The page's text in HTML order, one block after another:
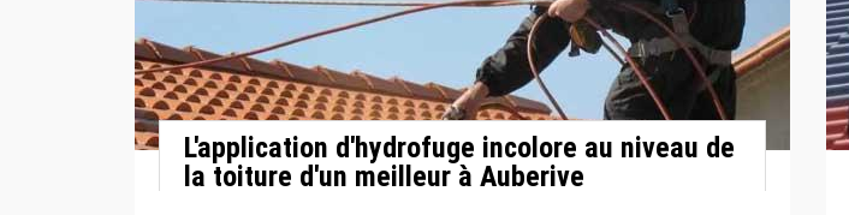
L'application d'hydrofuge incolore au niveau de
la toiture d'un meilleur à Auberive